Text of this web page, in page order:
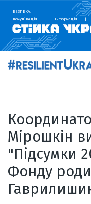
БЕЗПЕКА
Комунікація
| Інформація |
Мірошкін
"Підсумки
Фонду